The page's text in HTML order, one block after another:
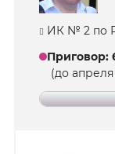
ИК № 2 по
Приговор:
(до апреля